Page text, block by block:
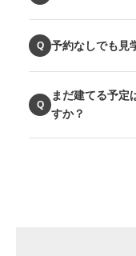
Q 予約なしでも見
Q
まだ建てる予定
すか？